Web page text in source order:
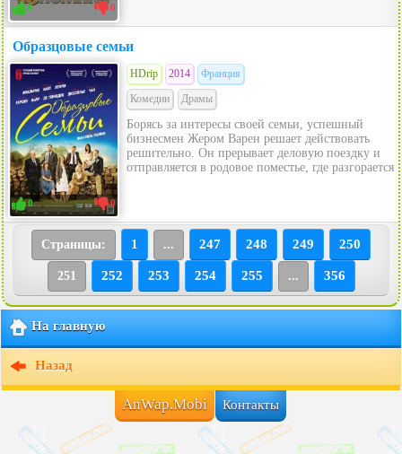
0 0
Образцовые семьи
0 0
HDrip 2014
Франция
Комедии
Драмы
Борясь за интересы своей семьи, успешный
бизнесмен Жером Варен решает действовать
решительно. Он прерывает деловую поездку и
отправляется в родовое поместье, где разгорается
Страницы: 1 ... 247 248 249 250
251 252 253 254 255 ... 356
На главную
Назад
AnWap.Mobi Контакты